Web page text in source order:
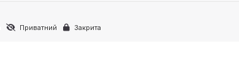
Приватний Закрита